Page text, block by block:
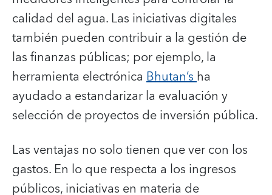
calidad del agua. Las iniciativas digitales
también pueden contribuir a la gestión de
las finanzas públicas; por ejemplo, la
herramienta electrónica Bhutan’sha
ayudado a estandarizar la evaluación y
selección de proyectos de inversión pública.
Las ventajas no solo tienen que ver con los
gastos. En lo que respecta a los ingresos
públicos, iniciativas en materia de